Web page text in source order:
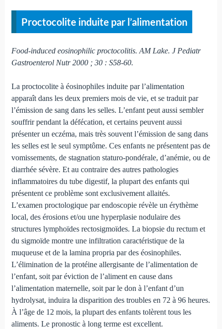
Proctocolite induite par l’alimentation
Food-induced eosinophilic proctocolitis. AM Lake. J Pediatr
Gastroenterol Nutr 2000 ; 30 : S58-60.
La proctocolite à éosinophiles induite par l’alimentation
apparaît dans les deux premiers mois de vie, et se traduit par
l’émission de sang dans les selles. L’enfant peut aussi sembler
souffrir pendant la défécation, et certains peuvent aussi
présenter un eczéma, mais très souvent l’émission de sang dans
les selles est le seul symptôme. Ces enfants ne présentent pas de
vomissements, de stagnation staturo-pondérale, d’anémie, ou de
diarrhée sévère. Et au contraire des autres pathologies
inflammatoires du tube digestif, la plupart des enfants qui
présentent ce problème sont exclusivement allaités.
L’examen proctologique par endoscopie révèle un érythème
local, des érosions et/ou une hyperplasie nodulaire des
structures lymphoïdes rectosigmoïdes. La biopsie du rectum et
du sigmoïde montre une infiltration caractéristique de la
muqueuse et de la lamina propria par des éosinophiles.
L’élimination de la protéine allergisante de l’alimentation de
l’enfant, soit par éviction de l’aliment en cause dans
l’alimentation maternelle, soit par le don à l’enfant d’un
hydrolysat, induira la disparition des troubles en 72 à 96 heures.
À l’âge de 12 mois, la plupart des enfants tolèrent tous les
aliments. Le pronostic à long terme est excellent.